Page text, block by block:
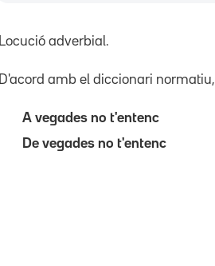
Locució adverbial.
D'acord amb el diccionari normatiu,
A vegades no t'entenc
De vegades no t'entenc